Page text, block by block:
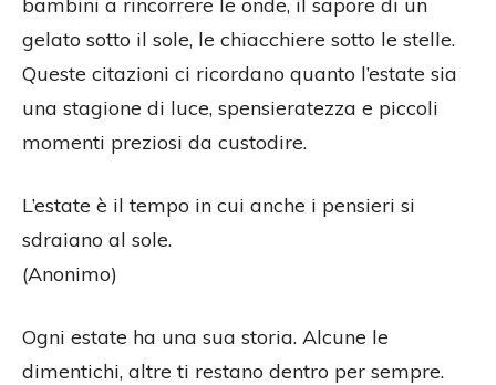
gelato sotto il sole, le chiacchiere sotto le stelle.
Queste citazioni ci ricordano quanto l’estate sia
una stagione di luce, spensieratezza e piccoli
momenti preziosi da custodire.
L’estate è il tempo in cui anche i pensieri si
sdraiano al sole.
(Anonimo)
Ogni estate ha una sua storia. Alcune le
dimentichi, altre ti restano dentro per sempre.